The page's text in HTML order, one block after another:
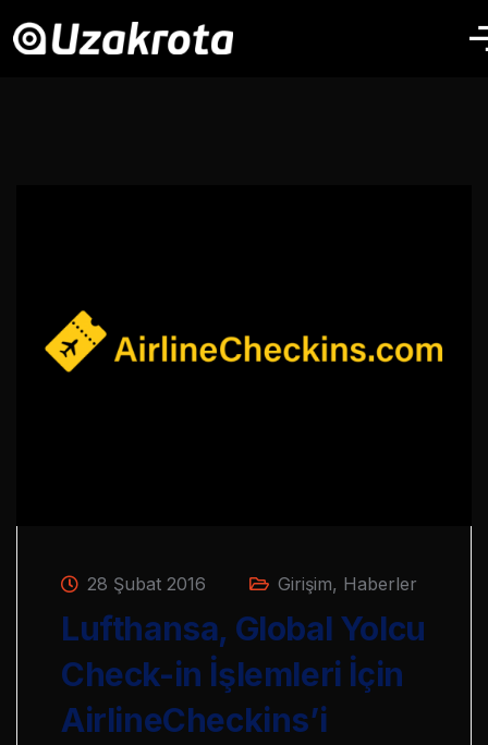
28 Şubat 2016 Girişim, Haberler
Lufthansa, Global Yolcu
Check-in İşlemleri İçin
AirlineCheckins’i